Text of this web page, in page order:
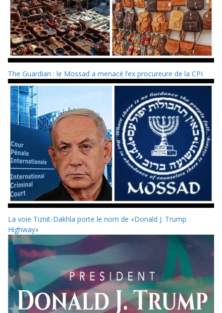
The Guardian : le Mossad a menacé l’ex procureure de la CPI
La voie Tiznit-Dakhla porte le nom de «Donald J. Trump
Highway»